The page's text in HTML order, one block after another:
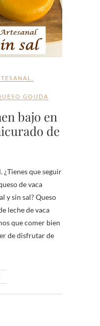
GOUDA
bajo en
de
¿Tienes que seguir
de vaca
y sin sal? Queso
leche de vaca
que comer bien
de disfrutar de